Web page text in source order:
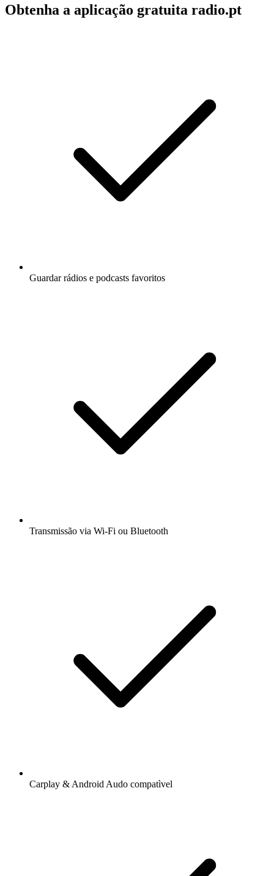
Obtenha a aplicação gratuita radio.pt
Guardar rádios e podcasts favoritos
Transmissão via Wi-Fi ou Bluetooth
Carplay & Android Audo compatìvel